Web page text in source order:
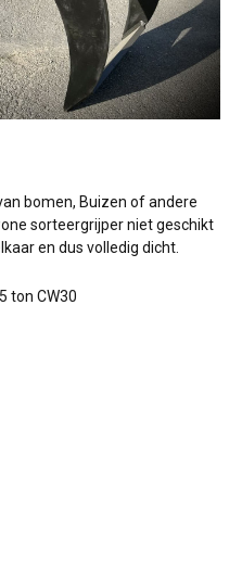
bomen, Buizen of andere
sorteergrijper niet geschikt
en dus volledig dicht.
ton CW30